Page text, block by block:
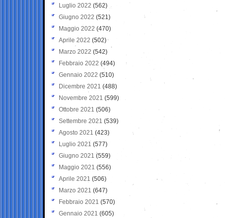
Luglio 2022 (562)
Giugno 2022 (521)
Maggio 2022 (470)
Aprile 2022 (502)
Marzo 2022 (542)
Febbraio 2022 (494)
Gennaio 2022 (510)
Dicembre 2021 (488)
Novembre 2021 (599)
Ottobre 2021 (506)
Settembre 2021 (539)
Agosto 2021 (423)
Luglio 2021 (577)
Giugno 2021(559)
Maggio 2021 (556)
Aprile 2021 (506)
Marzo 2021 (647)
Febbraio 2021 (570)
Gennaio 2021 (605)